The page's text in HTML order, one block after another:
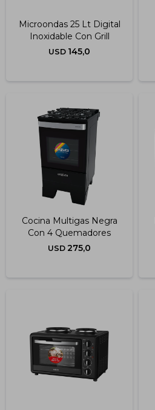
Microondas 25 Lt Digital
Inoxidable Con Grill
USD 145,0
Cocina Multigas Negra
Con 4 Quemadores
USD 275,0